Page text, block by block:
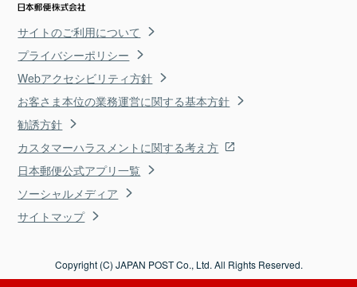
サイトのご利用について
プライバシーポリシー
Webアクセシビリティ方針
お客さま本位の業務運営に関する基本方針
勧誘方針
カスタマーハラスメントに関する考え方
日本郵便公式アプリ一覧
ソーシャルメディア
サイトマップ
Copyright (C) JAPAN POST Co., Ltd. All Rights Reserved.